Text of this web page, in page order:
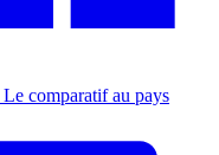
Le comparatif au pays